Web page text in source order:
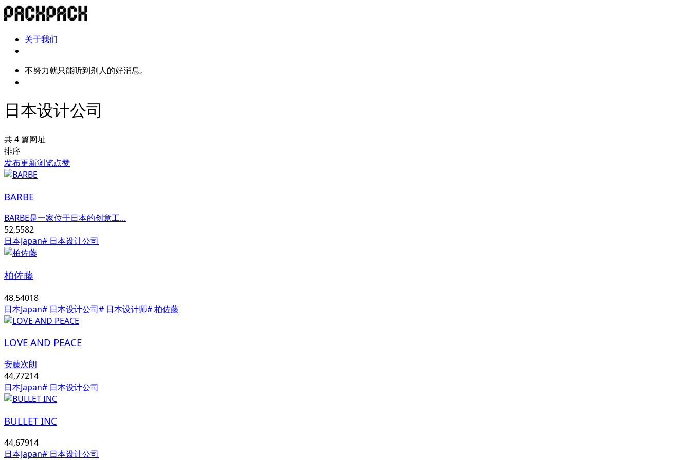
关于我们
不努力就只能听到别人的好消息。
日本设计公司
共 4 篇网址
排序
发布更新浏览点赞
BARBE
BARBE是一家位于日本的创意工...
52,5582
日本Japan# 日本设计公司
柏佐藤
48,54018
日本Japan# 日本设计公司# 日本设计师# 柏佐藤
LOVE AND PEACE
安藤次朗
44,77214
日本Japan# 日本设计公司
BULLET INC
44,67914
日本Japan# 日本设计公司